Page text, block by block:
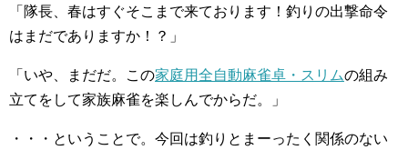
「隊長、春はすぐそこまで来ております！釣りの出撃命令
はまだでありますか！？」
「いや、まだだ。この家庭用全自動麻雀卓・スリムの組み
立てをして家族麻雀を楽しんでからだ。」
・・・ということで。今回は釣りとまーったく関係のない